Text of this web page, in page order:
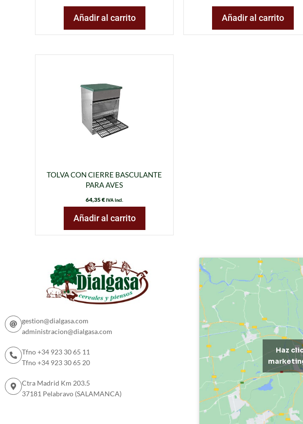
Añadir al carrito Añadir al carrito
TOLVA CON CIERRE BASCULANTE
PARA AVES
64,35€IVA incl.
Añadir al carrito
gestion@dialgasa.com
administracion@dialgasa.com
Tfno +34 923 30 65 11
Tfno +34 923 30 65 20
Ctra Madrid Km 203.5
37181 Pelabravo (SALAMANCA)
Haz